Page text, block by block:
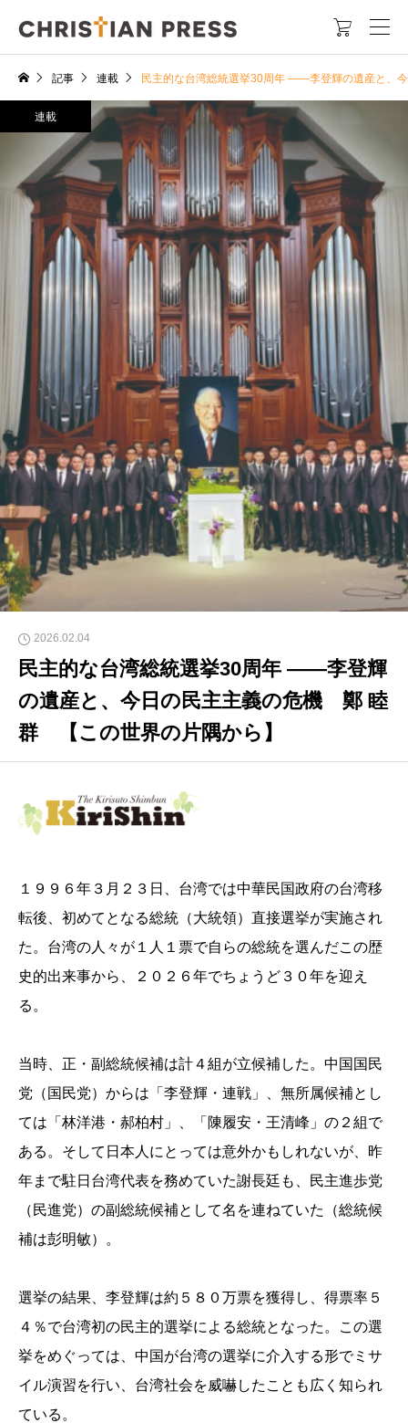

記事 連載 民主的な台湾総統選挙30周年 ――李登輝の遺産と
連載
2026.02.04
民主的な台湾総統選挙30周年 ――李登輝
の遺産と、今日の民主主義の危機 鄭 睦
群 【この世界の片隅から】
１９９６年３月２３日、台湾では中華民国政府の台湾移
転後、初めてとなる総統（大統領）直接選挙が実施され
た。台湾の人々が１人１票で自らの総統を選んだこの歴
史的出来事から、２０２６年でちょうど３０年を迎え
る。
当時、正・副総統候補は計４組が立候補した。中国国民
党（国民党）からは「李登輝・連戦」、無所属候補とし
ては「林洋港・郝柏村」、「陳履安・王清峰」の２組で
ある。そして日本人にとっては意外かもしれないが、昨
年まで駐日台湾代表を務めていた謝長廷も、民主進歩党
（民進党）の副総統候補として名を連ねていた（総統候
補は彭明敏）。
選挙の結果、李登輝は約５８０万票を獲得し、得票率５
４％で台湾初の民主的選挙による総統となった。この選
挙をめぐっては、中国が台湾の選挙に介入する形でミサ
イル演習を行い、台湾社会を威嚇したことも広く知られ
ている。